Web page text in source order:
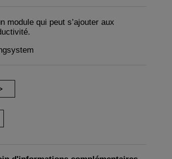
module qui peut s’ajouter aux